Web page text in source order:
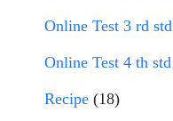
Online Test 3 rd std
Online Test 4 th std
Recipe (18)